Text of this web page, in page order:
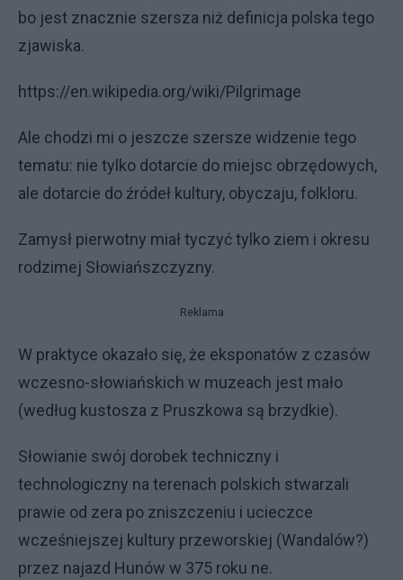
bo jest znacznie szersza niż definicja polska tego
zjawiska.
https://en.wikipedia.org/wiki/Pilgrimage
Ale chodzi mi o jeszcze szersze widzenie tego
tematu: nie tylko dotarcie do miejsc obrzędowych,
ale dotarcie do źródeł kultury, obyczaju, folkloru.
Zamysł pierwotny miał tyczyć tylko ziem i okresu
rodzimej Słowiańszczyzny.
Reklama
W praktyce okazało się, że eksponatów z czasów
wczesno-słowiańskich w muzeach jest mało
(według kustosza z Pruszkowa są brzydkie).
Słowianie swój dorobek techniczny i
technologiczny na terenach polskich stwarzali
prawie od zera po zniszczeniu i ucieczce
wcześniejszej kultury przeworskiej (Wandalów?)
przez najazd Hunów w 375 roku ne.